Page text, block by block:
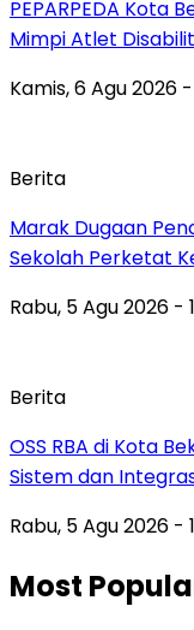
PEPARPEDA Kota
Mimpi Atlet
Kamis, 6 Agu 2026
Berita
‎Marak Dugaan
Sekolah Perketat
Rabu, 5 Agu 2026 -
Berita
‎OSS RBA di Kota
Sistem dan
Rabu, 5 Agu 2026 -
Most